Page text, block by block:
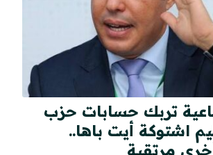
تربك حسابات حزب
اشتوكة أيت باها..
مرتقبة